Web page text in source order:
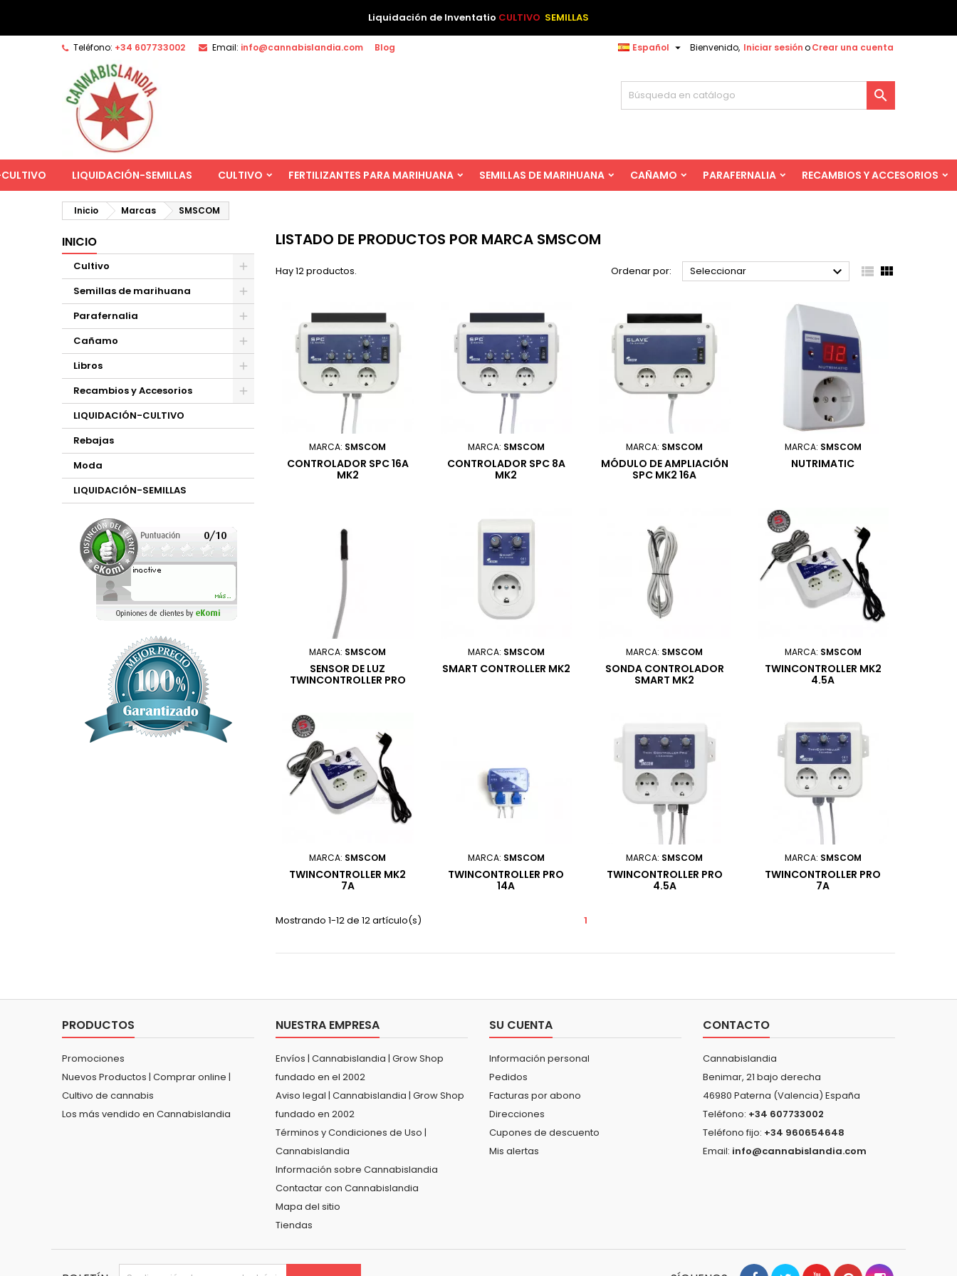
Liquidación de Inventatio CULTIVO SEMILLAS
Blog
Teléfono: +34 607733002 Email: info@cannabislandia.com Bienvenido, Iniciar sesiónoCrear una cuenta
Español 

LIQUIDACIÓN-SEMILLAS CULTIVO FERTILIZANTES PARA MARIHUANA SEMILLAS DE MARIHUANA CAÑAMO PARAFERNALIA RECAMBIOS Y ACCESORIOS
Inicio Marcas SMSCOM
INICIO
Cultivo
Semillas de marihuana
Parafernalia
Cañamo
Libros
Recambios y Accesorios
LIQUIDACIÓN-CULTIVO
Rebajas
Moda
LIQUIDACIÓN-SEMILLAS
LISTADO DE PRODUCTOS POR MARCA SMSCOM
Hay 12 productos. Ordenar por: Seleccionar   
MARCA: SMSCOM
CONTROLADOR SPC 16A
MK2
MARCA: SMSCOM
CONTROLADOR SPC 8A
MK2
MARCA: SMSCOM
MÓDULO DE AMPLIACIÓN
SPC MK2 16A
MARCA: SMSCOM
NUTRIMATIC
MARCA: SMSCOM
SENSOR DE LUZ
TWINCONTROLLER PRO
MARCA: SMSCOM
SMART CONTROLLER MK2
MARCA: SMSCOM
SONDA CONTROLADOR
SMART MK2
MARCA: SMSCOM
TWINCONTROLLER MK2
4.5A
MARCA: SMSCOM
TWINCONTROLLER MK2
7A
MARCA: SMSCOM
TWINCONTROLLER PRO
14A
MARCA: SMSCOM
TWINCONTROLLER PRO
4.5A
MARCA: SMSCOM
TWINCONTROLLER PRO
7A
Mostrando 1-12 de 12 artículo(s) 1
PRODUCTOS
Promociones
Nuevos Productos | Comprar online |
Cultivo de cannabis
Los más vendido en Cannabislandia
NUESTRA EMPRESA
Envíos | Cannabislandia | Grow Shop
fundado en el 2002
Aviso legal | Cannabislandia | Grow Shop
fundado en 2002
Términos y Condiciones de Uso |
Cannabislandia
Información sobre Cannabislandia
Contactar con Cannabislandia
Mapa del sitio
Tiendas
SU CUENTA
Información personal
Pedidos
Facturas por abono
Direcciones
Cupones de descuento
Mis alertas
CONTACTO
Cannabislandia
Benimar, 21 bajo derecha
46980 Paterna (Valencia) España
Teléfono: +34 607733002
Teléfono fijo: +34 960654648
Email: info@cannabislandia.com